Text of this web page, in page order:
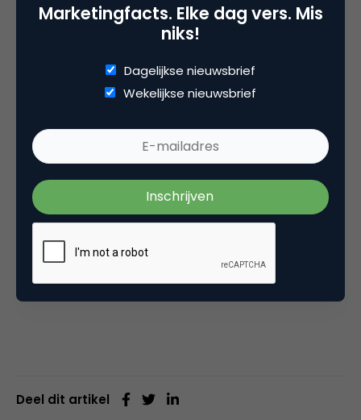
te duiden, vooral als het gaat om jongere
“Gen Z is op unieke wijze beïnvloed door
technologische innovatie. Het was het eerste
adolescentie navigeerde; het is al op jonge leeftijd
blootgesteld aan audiostreaming en video-on-
demand-diensten. Die trends hebben een
onuitwisbare stempel gedrukt op de mediakeuzes
adverteerders consumenten onder de 25 jaar
Deel dit artikel
Marketingfacts. Elke dag vers. Mis
niks!
Dagelijkse nieuwsbrief
Wekelijkse nieuwsbrief